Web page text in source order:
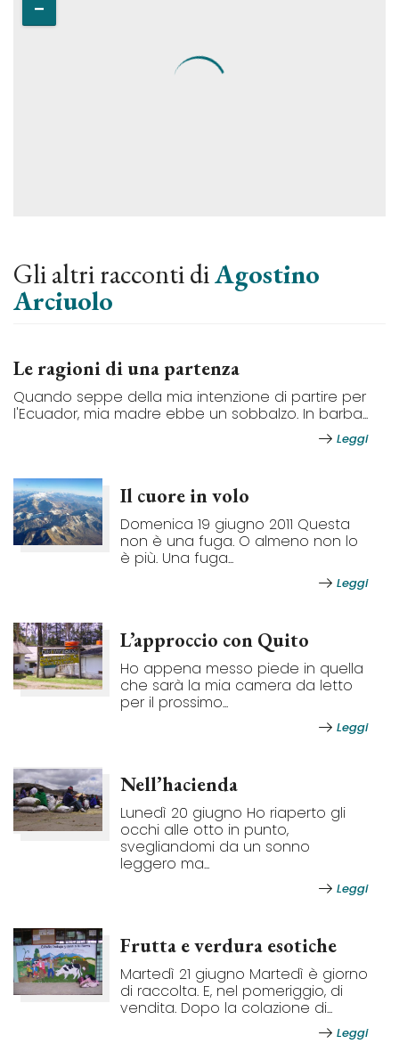
Gli altri racconti diAgostino
Arciuolo
Le ragioni di una partenza
Quando seppe della mia intenzione di partire per
l'Ecuador, mia madre ebbe un sobbalzo. In barba...
Leggi
Il cuore in volo
Domenica 19 giugno 2011 Questa
non è una fuga. O almeno non lo
è più. Una fuga...
Leggi
L’approccio con Quito
Ho appena messo piede in quella
che sarà la mia camera da letto
per il prossimo...
Leggi
Nell’hacienda
Lunedì 20 giugno Ho riaperto gli
occhi alle otto in punto,
svegliandomi da un sonno
leggero ma...
Leggi
Frutta e verdura esotiche
Martedì 21 giugno Martedì è giorno
di raccolta. E, nel pomeriggio, di
vendita. Dopo la colazione di...
Leggi